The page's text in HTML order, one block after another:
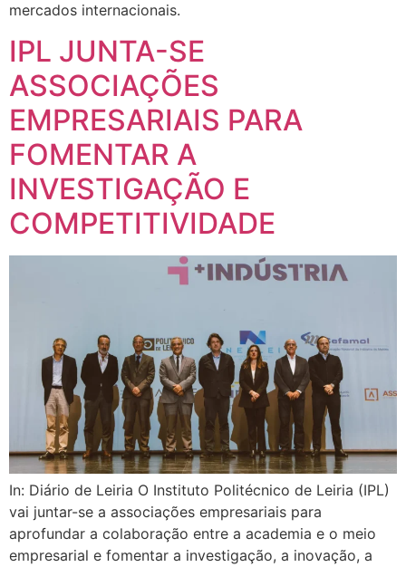
mercados internacionais.
IPL JUNTA-SE
ASSOCIAÇÕES
EMPRESARIAIS PARA
FOMENTAR A
INVESTIGAÇÃO E
COMPETITIVIDADE
In: Diário de Leiria O Instituto Politécnico de Leiria (IPL)
vai juntar-se a associações empresariais para
aprofundar a colaboração entre a academia e o meio
empresarial e fomentar a investigação, a inovação, a